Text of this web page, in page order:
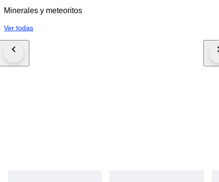
Minerales y meteoritos
Ver todas